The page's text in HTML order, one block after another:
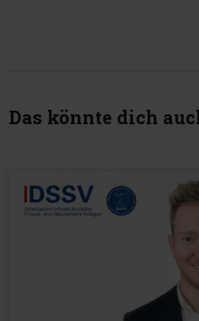
Das könnte dich